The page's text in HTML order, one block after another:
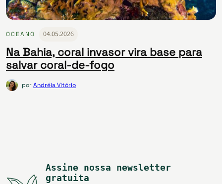
OCEANO 04.05.2026
Na Bahia, coral invasor vira base para
salvar coral-de-fogo
porAndréia Vitório
Assine nossa newsletter
gratuita